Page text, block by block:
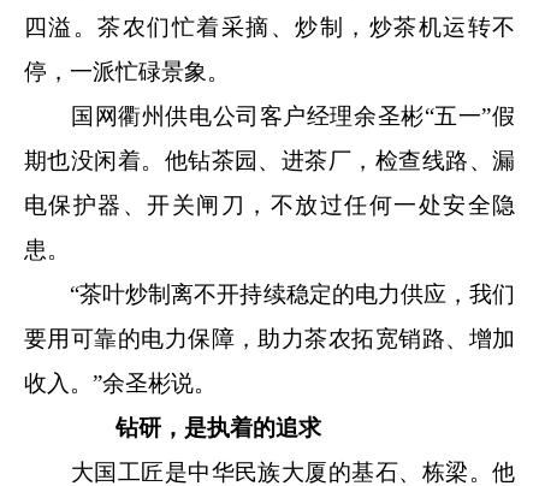
四溢。茶农们忙着采摘、炒制，炒茶机运转不
停，一派忙碌景象。
国网衢州供电公司客户经理余圣彬“五一”假
期也没闲着。他钻茶园、进茶厂，检查线路、漏
电保护器、开关闸刀，不放过任何一处安全隐
患。
“茶叶炒制离不开持续稳定的电力供应，我们
要用可靠的电力保障，助力茶农拓宽销路、增加
收入。”余圣彬说。
钻研，是执着的追求
大国工匠是中华民族大厦的基石、栋梁。他